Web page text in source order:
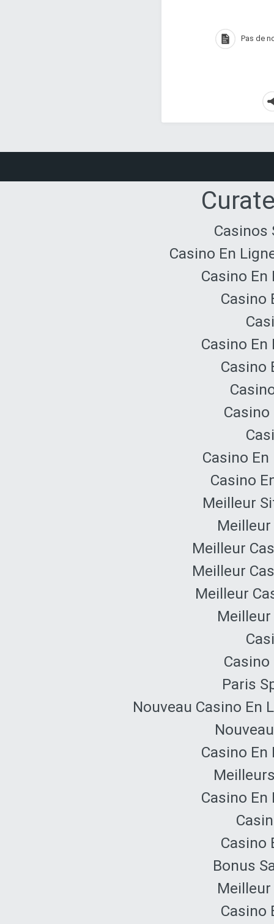
Pas de
Casinos
Casino En
Casino En
Casino
Casino En
Casino
Casino
Casino
Casino
Meilleur
Meilleur
Meilleur
Meilleur
Casino
Paris
Nouveau Casino En
Casino En
Casino En
Casino
Bonus
Casino